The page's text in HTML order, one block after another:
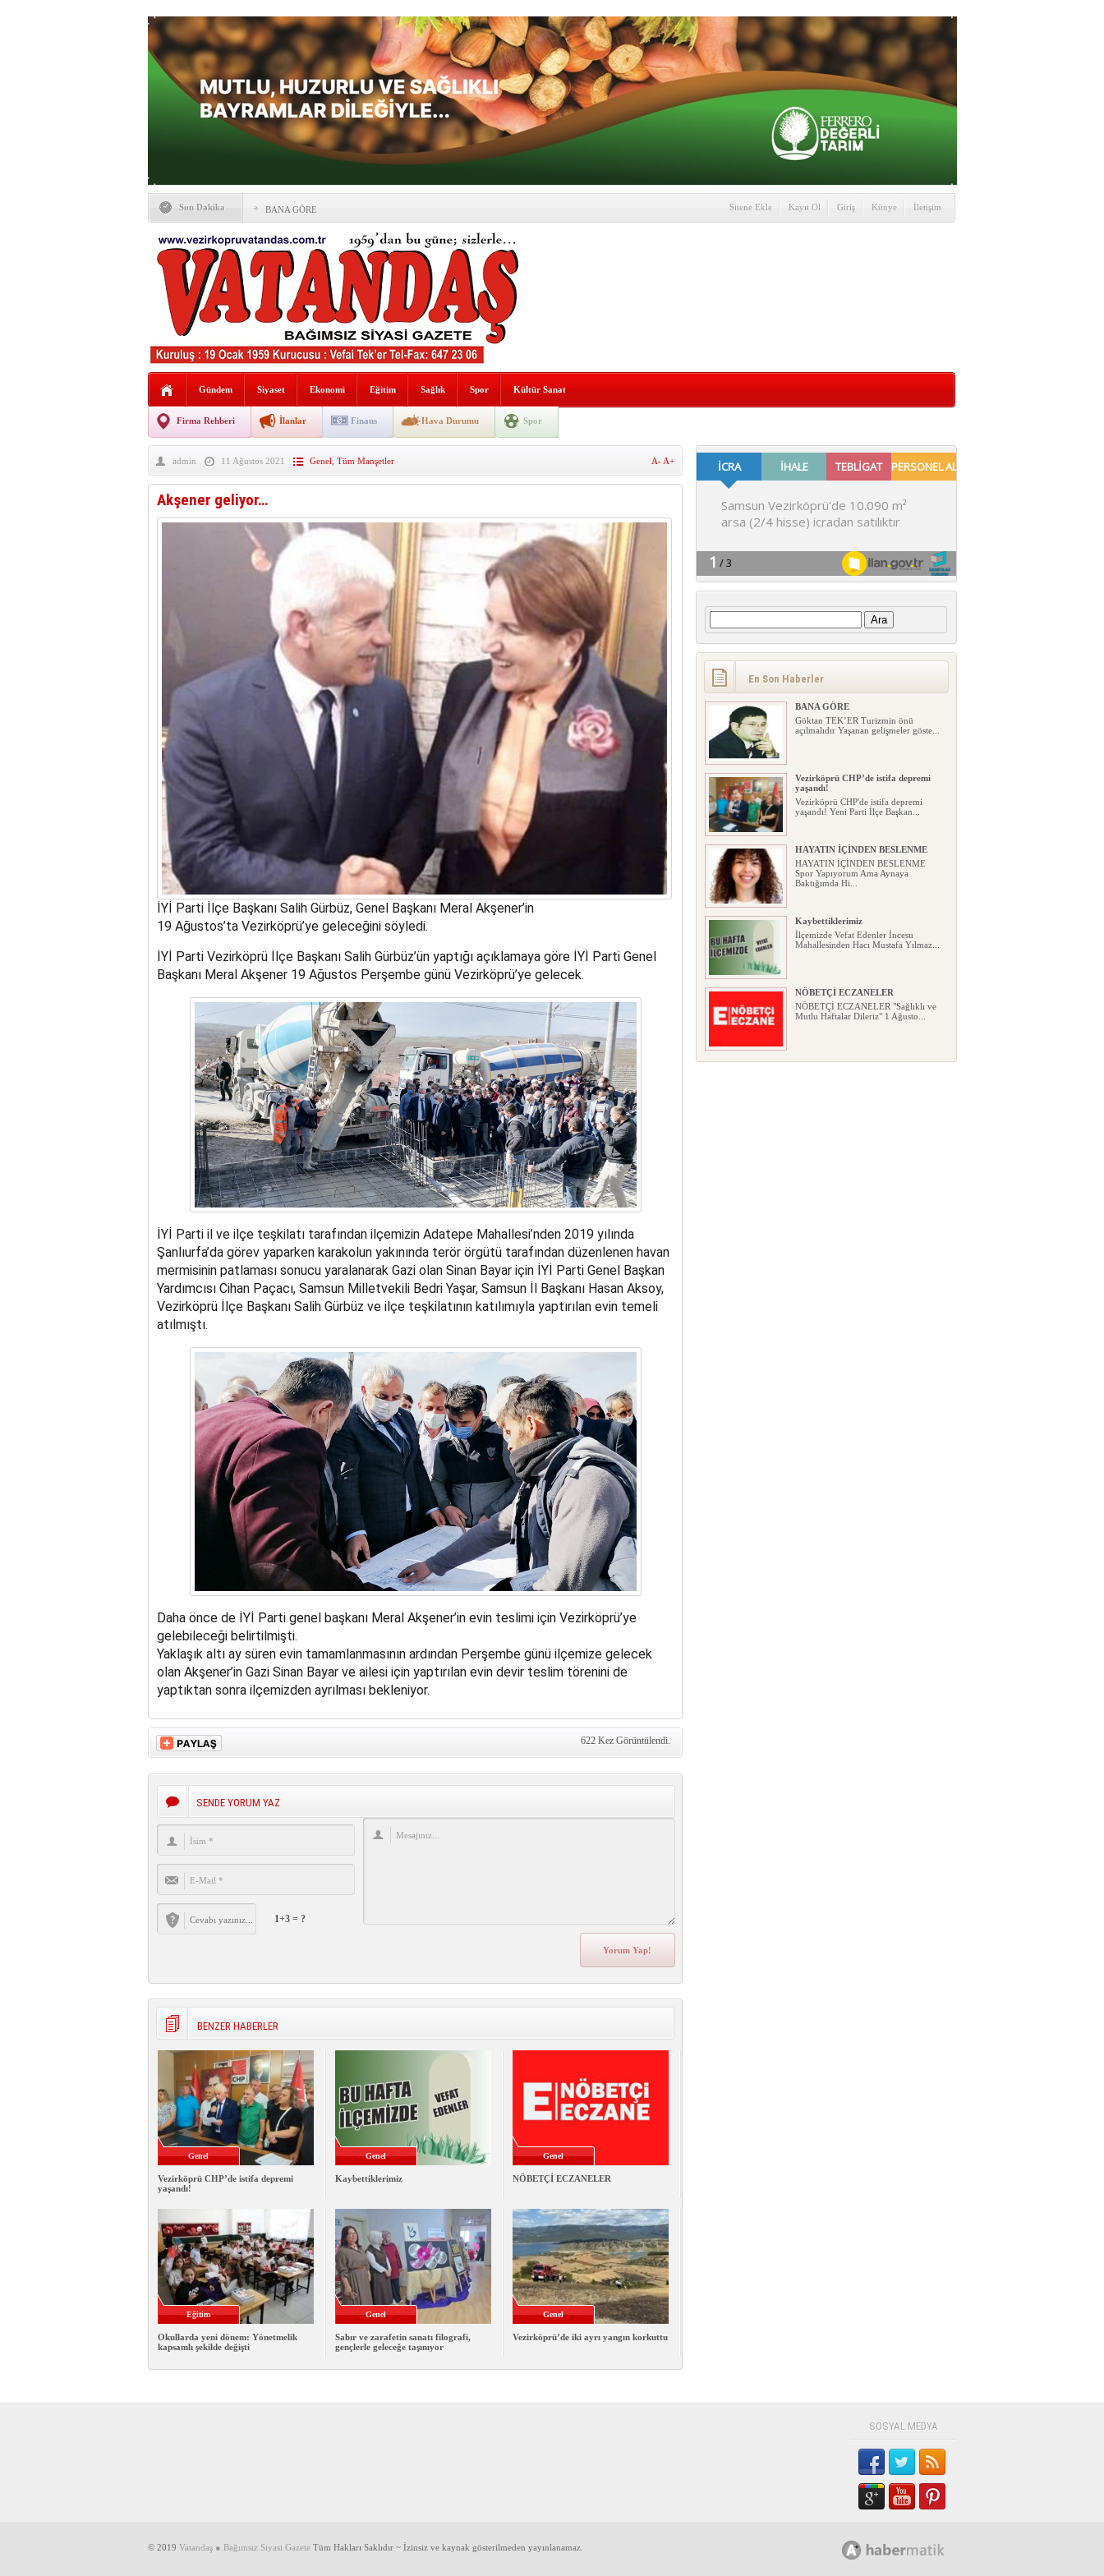
Son Dakika BANA GÖRE
Vezirköprü CHP’de istifa depremi yaşandı!
HAYATIN İÇİNDEN BESLENME
Kaybettiklerimiz
NÖBETÇİ ECZANELER
Okullarda yeni dönem: Yönetmelik kapsamlı şekilde
değişti
taşınıyor
Hafif ticari araç takla attı! 2’si Çocuk 5 Yaralı
“Yaz Seninle Güzel” doğa yürüyüşü
Sitene Ekle Kayıt Ol Giriş Künye İletişim
Gündem Siyaset Ekonomi Eğitim Sağlık Spor Kültür Sanat
Firma Rehberi İlanlar Finans Hava Durumu Spor
admin 11 Ağustos 2021 Genel Tüm Manşetler A- A+
Akşener geliyor…
İYİ Parti İlçe Başkanı Salih Gürbüz, Genel Başkanı Meral Akşener’in
19 Ağustos’ta Vezirköprü’ye geleceğini söyledi.
İYİ Parti Vezirköprü İlçe Başkanı Salih Gürbüz’ün yaptığı açıklamaya göre İYİ Parti Genel
Başkanı Meral Akşener 19 Ağustos Perşembe günü Vezirköprü’ye gelecek.
İYİ Parti il ve ilçe teşkilatı tarafından ilçemizin Adatepe Mahallesi’nden 2019 yılında
Şanlıurfa’da görev yaparken karakolun yakınında terör örgütü tarafından düzenlenen havan
mermisinin patlaması sonucu yaralanarak Gazi olan Sinan Bayar için İYİ Parti Genel Başkan
Yardımcısı Cihan Paçacı, Samsun Milletvekili Bedri Yaşar, Samsun İl Başkanı Hasan Aksoy,
Vezirköprü İlçe Başkanı Salih Gürbüz ve ilçe teşkilatının katılımıyla yaptırılan evin temeli
atılmıştı.
Daha önce de İYİ Parti genel başkanı Meral Akşener’in evin teslimi için Vezirköprü’ye
gelebileceği belirtilmişti.
Yaklaşık altı ay süren evin tamamlanmasının ardından Perşembe günü ilçemize gelecek
olan Akşener’in Gazi Sinan Bayar ve ailesi için yaptırılan evin devir teslim törenini de
yaptıktan sonra ilçemizden ayrılması bekleniyor.
622 Kez Görüntülendi.
SENDE YORUM YAZ
1+3 = ?
BENZER HABERLER
Genel
Vezirköprü CHP’de istifa depremi
yaşandı!
Genel
Kaybettiklerimiz
Genel
NÖBETÇİ ECZANELER
Eğitim
Okullarda yeni dönem: Yönetmelik
kapsamlı şekilde değişti
Genel
Sabır ve zarafetin sanatı filografi,
gençlerle geleceğe taşınıyor
Genel
Vezirköprü’de iki ayrı yangın korkuttu
Arama:
En Son Haberler
BANA GÖRE
Göktan TEK’ER Turizmin önü
açılmalıdır Yaşanan gelişmeler göste...
Vezirköprü CHP’de istifa depremi
yaşandı!
Vezirköprü CHP'de istifa depremi
yaşandı! Yeni Parti İlçe Başkan...
HAYATIN İÇİNDEN BESLENME
HAYATIN İÇİNDEN BESLENME
Spor Yapıyorum Ama Aynaya
Baktığımda Hi...
Kaybettiklerimiz
İlçemizde Vefat Edenler İncesu
Mahallesinden Hacı Mustafa Yılmaz...
NÖBETÇİ ECZANELER
NÖBETÇİ ECZANELER "Sağlıklı ve
Mutlu Haftalar Dileriz" 1 Ağusto...
Okullarda yeni dönem: Yönetmelik
SOSYAL MEDYA
© 2019 Vatandaş ● Bağımsız Siyasi GazeteTüm Hakları Saklıdır ~ İzinsiz ve kaynak gösterilmeden yayınlanamaz.